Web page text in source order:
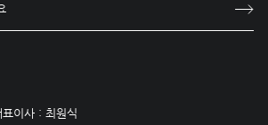
이사 : 최원식